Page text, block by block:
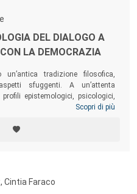
DEL DIALOGO A
LA DEMOCRAZIA
tradizione filosofica,
sfuggenti. A un’attenta
epistemologici, psicologici,
puntualmente e rigorosamente
a una riflessione finale,
con l’idea e la pratica della
Scopri di più
Cintia Faraco